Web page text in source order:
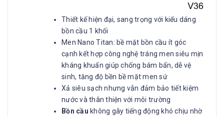
Thiết kế hiện đại, sang trọng với kiểu dáng
bồn cầu 1 khối
Men Nano Titan: bề mặt bồn cầu ít góc
cạnh kết hợp công nghệ tráng men siêu mịn
kháng khuẩn giúp chống bám bẩn, dễ vệ
sinh, tăng độ bền bề mặt men sứ
Xả siêu sạch nhưng vẫn đảm bảo tiết kiệm
nước và thân thiện với môi trường
Bồn cầu không gây tiếng động khó chịu nhờ